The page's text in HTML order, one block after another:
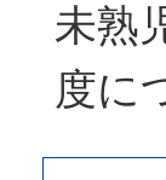
未熟
度に